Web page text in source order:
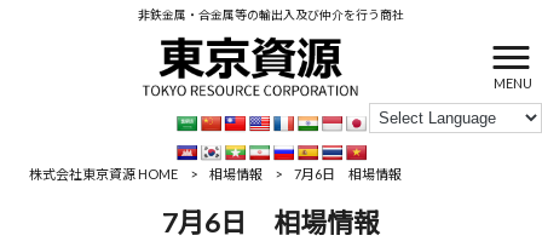
非鉄金属・合金属等の輸出入及び仲介を行う商社
MENU
株式会社東京資源 HOME > 相場情報 > 7月6日 相場情報
7月6日 相場情報